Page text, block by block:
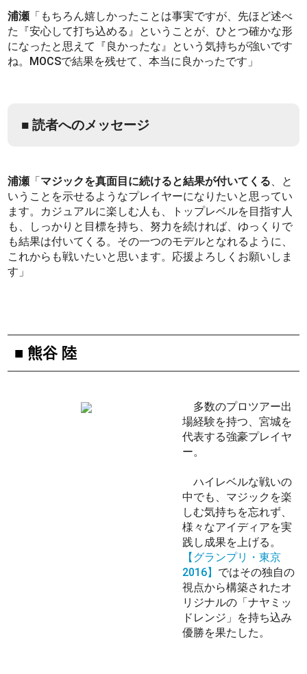
浦瀬 「もちろん嬉しかったことは事実ですが、先ほど述べ
た『安心して打ち込める』ということが、ひとつ確かな形
になったと思えて『良かったな』という気持ちが強いです
ね。MOCSで結果を残せて、本当に良かったです」
■ 読者へのメッセージ
浦瀬 「マジックを真面目に続けると結果が付いてくる、と
いうことを示せるようなプレイヤーになりたいと思ってい
ます。カジュアルに楽しむ人も、トップレベルを目指す人
も、しっかりと目標を持ち、努力を続ければ、ゆっくりで
も結果は付いてくる。その一つのモデルとなれるように、
これからも戦いたいと思います。応援よろしくお願いしま
す」
■ 熊谷 陸
多数のプロツアー出
場経験を持つ、宮城を
代表する強豪プレイヤ
ー。
ハイレベルな戦いの
中でも、マジックを楽
しむ気持ちを忘れず、
様々なアイディアを実
践し成果を上げる。
【グランプリ・東京
2016】 ではその独自の
視点から構築されたオ
リジナルの「ナヤミッ
ドレンジ」を持ち込み
優勝を果たした。